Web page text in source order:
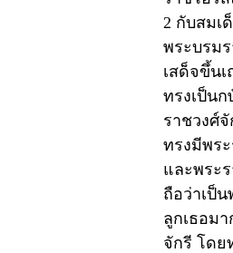
2 กับสมเ
พระบรม
เสด็จขึ้น
ทรงเป็น
ราชวงศ์
ทรงมีพร
และพระ
ถือว่าเป็
ลูกเธอม
จักรี โดย